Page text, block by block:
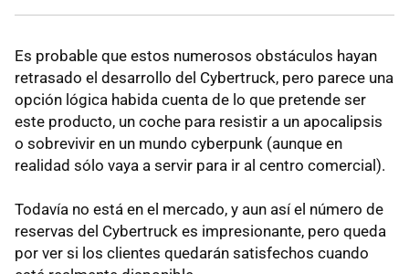
Es probable que estos numerosos obstáculos hayan
retrasado el desarrollo del Cybertruck, pero parece una
opción lógica habida cuenta de lo que pretende ser
este producto, un coche para resistir a un apocalipsis
o sobrevivir en un mundo cyberpunk (aunque en
realidad sólo vaya a servir para ir al centro comercial).
Todavía no está en el mercado, y aun así el número de
reservas del Cybertruck es impresionante, pero queda
por ver si los clientes quedarán satisfechos cuando